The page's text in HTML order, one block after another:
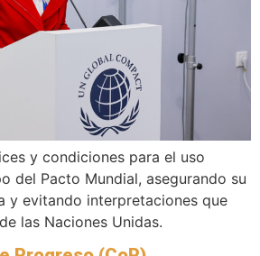
y condiciones para el uso
del Pacto Mundial, asegurando su
y evitando interpretaciones que
las Naciones Unidas.